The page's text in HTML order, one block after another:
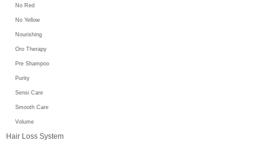
No Red
No Yellow
Nourishing
Oro Therapy
Pre Shampoo
Purity
Sensi Care
Smooth Care
Volume
Hair Loss System